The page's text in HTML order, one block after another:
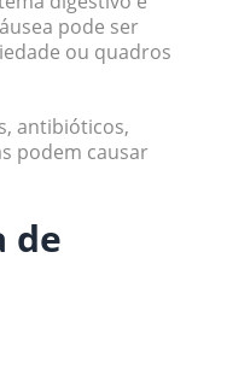
pode ser
ou quadros
antibióticos,
podem causar
de